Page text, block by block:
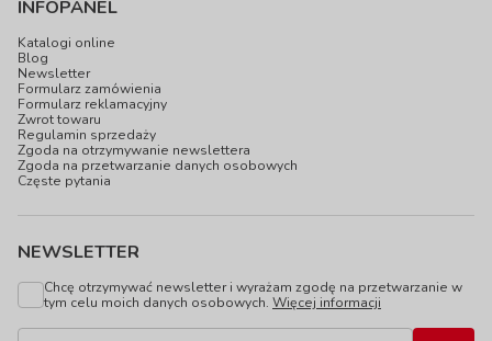
INFOPANEL
Katalogi online
Blog
Newsletter
Formularz zamówienia
Formularz reklamacyjny
Zwrot towaru
Regulamin sprzedaży
Zgoda na otrzymywanie newslettera
Zgoda na przetwarzanie danych osobowych
Częste pytania
NEWSLETTER
Chcę otrzymywać newsletter i wyrażam zgodę na przetwarzanie w
tym celu moich danych osobowych. Więcej informacji